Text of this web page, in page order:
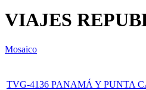
VIAJES
Mosaico
TVG-4136 PANAMÁ Y PUNTA